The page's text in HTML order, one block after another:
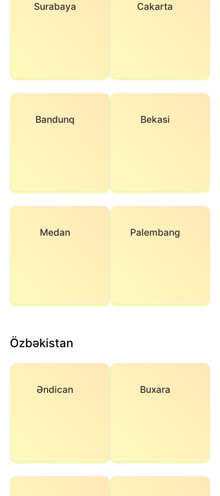
Surabaya Cakarta
Bandunq Bekasi
Medan Palembang
Özbəkistan
Əndican Buxara